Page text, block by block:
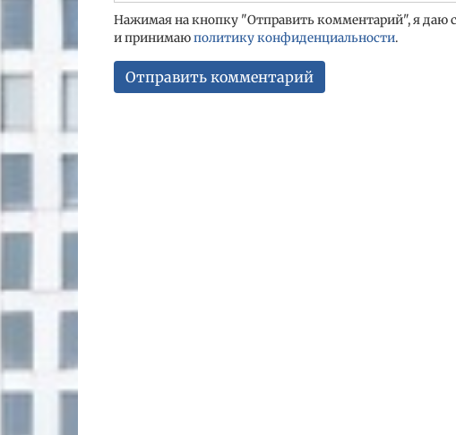
Нажимая на кнопку "Отправить комментарий", я даю
и принимаюполитику конфиденциальности.